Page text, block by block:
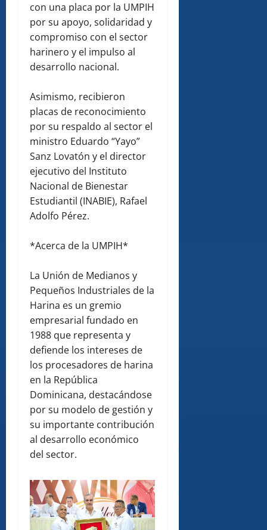
con una placa por la UMPIH
por su apoyo, solidaridad y
compromiso con el sector
harinero y el impulso al
desarrollo nacional.
Asimismo, recibieron
placas de reconocimiento
por su respaldo al sector el
ministro Eduardo “Yayo”
Sanz Lovatón y el director
ejecutivo del Instituto
Nacional de Bienestar
Estudiantil (INABIE), Rafael
Adolfo Pérez.
*Acerca de la UMPIH*
La Unión de Medianos y
Pequeños Industriales de la
Harina es un gremio
empresarial fundado en
1988 que representa y
defiende los intereses de
los procesadores de harina
en la República
Dominicana, destacándose
por su modelo de gestión y
su importante contribución
al desarrollo económico
del sector.